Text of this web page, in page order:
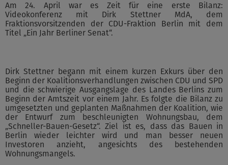
Am 24. April war es Zeit für eine erste Bilanz:
Videokonferenz mit Dirk Stettner MdA, dem
Fraktionsvorsitzenden der CDU-Fraktion Berlin mit dem
Titel „Ein Jahr Berliner Senat“.
Dirk Stettner begann mit einem kurzen Exkurs über den
Beginn der Koalitionsverhandlungen zwischen CDU und SPD
und die schwierige Ausgangslage des Landes Berlins zum
Beginn der Amtszeit vor einem Jahr. Es folgte die Bilanz zu
umgesetzten und geplanten Maßnahmen der Koalition, wie
der Entwurf zum beschleunigten Wohnungsbau, dem
„Schneller-Bauen-Gesetz“. Ziel ist es, dass das Bauen in
Berlin wieder leichter wird und man besser neuen
Investoren anzieht, angesichts des bestehenden
Wohnungsmangels.